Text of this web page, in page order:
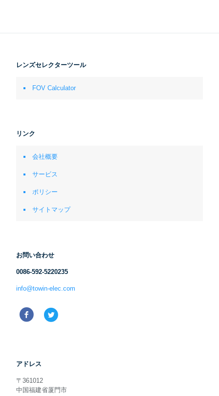
レンズセレクターツール
FOV Calculator
リンク
会社概要
サービス
ポリシー
サイトマップ
お問い合わせ
0086-592-5220235
info@towin-elec.com
アドレス
〒361012
中国福建省厦門市